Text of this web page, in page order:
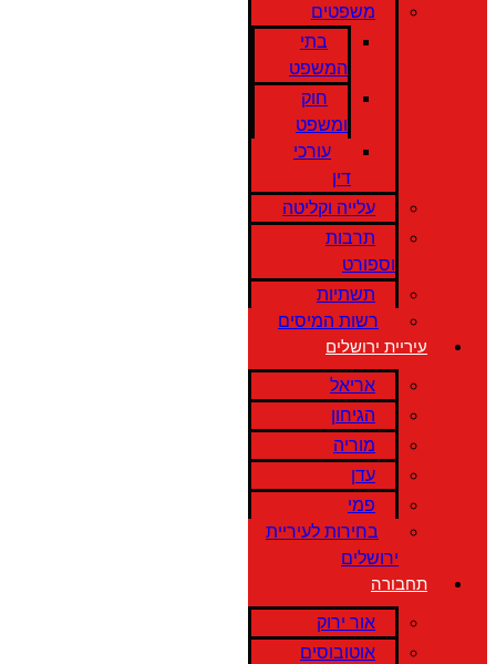
משפטים
בתי
המשפט
חוק
ומשפט
עורכי
דין
עלייה וקליטה
תרבות
וספורט
תשתיות
רשות המיסים
עיריית ירושלים
אריאל
הגיחון
מוריה
עדן
פמי
בחירות לעיריית
ירושלים
תחבורה
אור ירוק
אוטובוסים